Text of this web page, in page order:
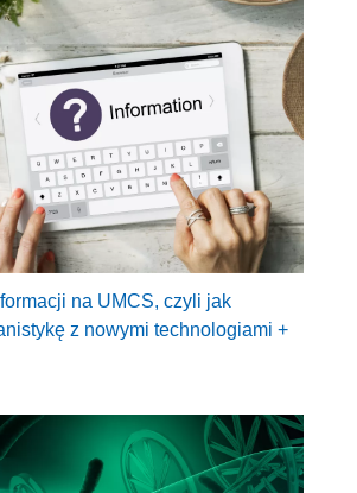
na UMCS, czyli jak
z nowymi technologiami +